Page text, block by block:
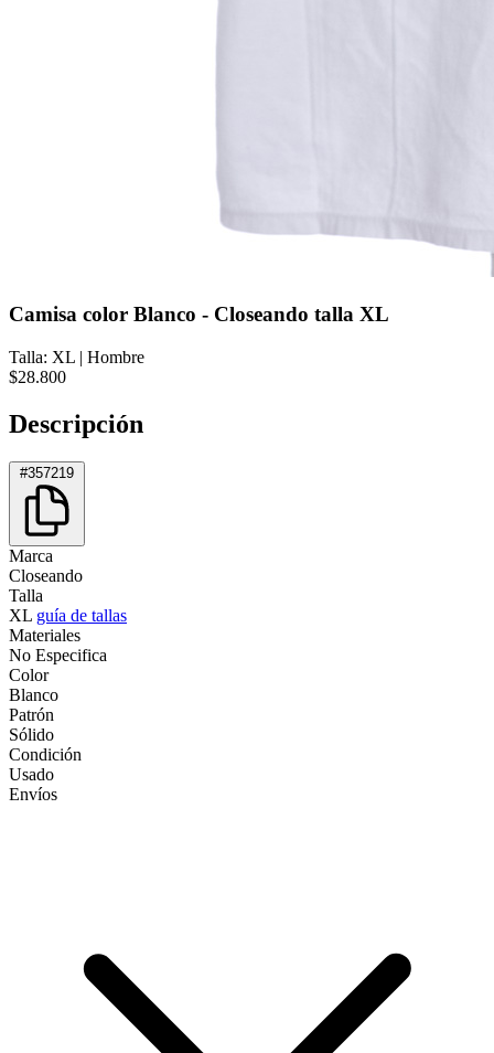
Camisa color Blanco - Closeando talla XL
Talla: XL | Hombre
$28.800
Descripción
#357219
Marca
Closeando
Talla
XL guía de tallas
Materiales
No Especifica
Color
Blanco
Patrón
Sólido
Condición
Usado
Envíos